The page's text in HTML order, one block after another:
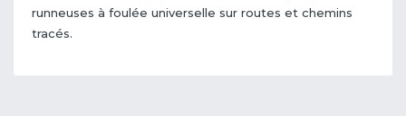
runneuses à foulée universelle sur routes et chemins
tracés.